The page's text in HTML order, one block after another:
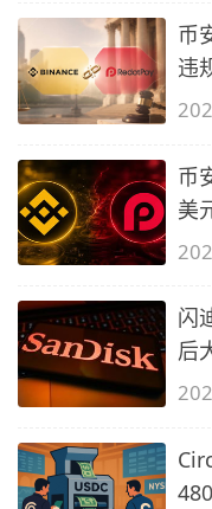
币
违
币
美
闪
后